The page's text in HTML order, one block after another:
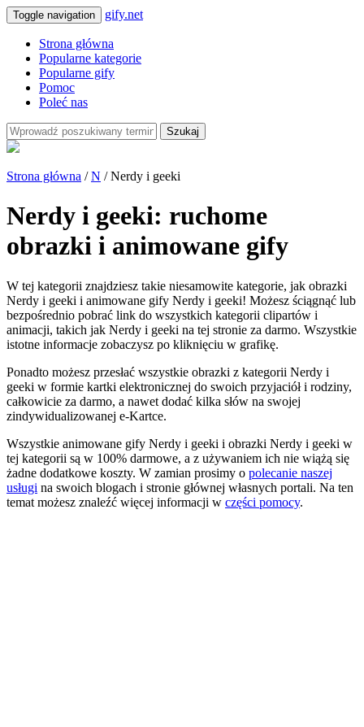
Toggle navigation gify.net
Strona główna
Popularne kategorie
Popularne gify
Pomoc
Poleć nas
Szukaj
Strona główna /N / Nerdy i geeki
Nerdy i geeki: ruchome
obrazki i animowane gify
W tej kategorii znajdziesz takie niesamowite kategorie, jak obrazki
Nerdy i geeki i animowane gify Nerdy i geeki! Możesz ściągnąć lub
bezpośrednio pobrać link do wszystkich kategorii clipartów i
animacji, takich jak Nerdy i geeki na tej stronie za darmo. Wszystkie
istotne informacje zobaczysz po kliknięciu w grafikę.
Ponadto możesz przesłać wszystkie obrazki z kategorii Nerdy i
geeki w formie kartki elektronicznej do swoich przyjaciół i rodziny,
całkowicie za darmo, a nawet dodać kilka słów na swojej
zindywidualizowanej e-Kartce.
Wszystkie animowane gify Nerdy i geeki i obrazki Nerdy i geeki w
tej kategorii są w 100% darmowe, a z używaniem ich nie wiążą się
żadne dodatkowe koszty. W zamian prosimy o polecanie naszej
usługi na swoich blogach i stronie głównej własnych portali. Na ten
temat możesz znaleźć więcej informacji w części pomocy.